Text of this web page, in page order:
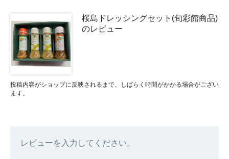
桜島ドレッシングセット(旬彩館商品)
のレビュー
投稿内容がショップに反映されるまで、しばらく時間がかかる場合がござい
ます。
レビューを入力してください。